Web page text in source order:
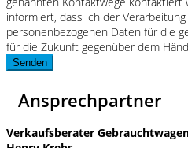
informiert, dass ich der
personenbezogenen Daten für die
für die Zukunft gegenüber dem
Senden
Ansprechpartner
Verkaufsberater